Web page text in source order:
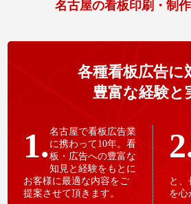
名古屋の看板印刷・制
各種看板広告に
豊富な経験と
1.名古屋で看板広告業
に携わって10年。看
板・広告への豊富な
知見と経験をもとに
お客様に最適な内容をご
提案させて頂きます。
と、
を心